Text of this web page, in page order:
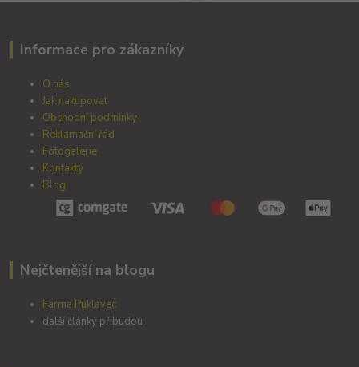
Informace pro zákazníky
O nás
Jak nakupovat
Obchodní podmínky
Reklamační řád
Fotogalerie
Kontakty
Blog
Nejčtenější na blogu
Farma Puklavec
další články přibudou